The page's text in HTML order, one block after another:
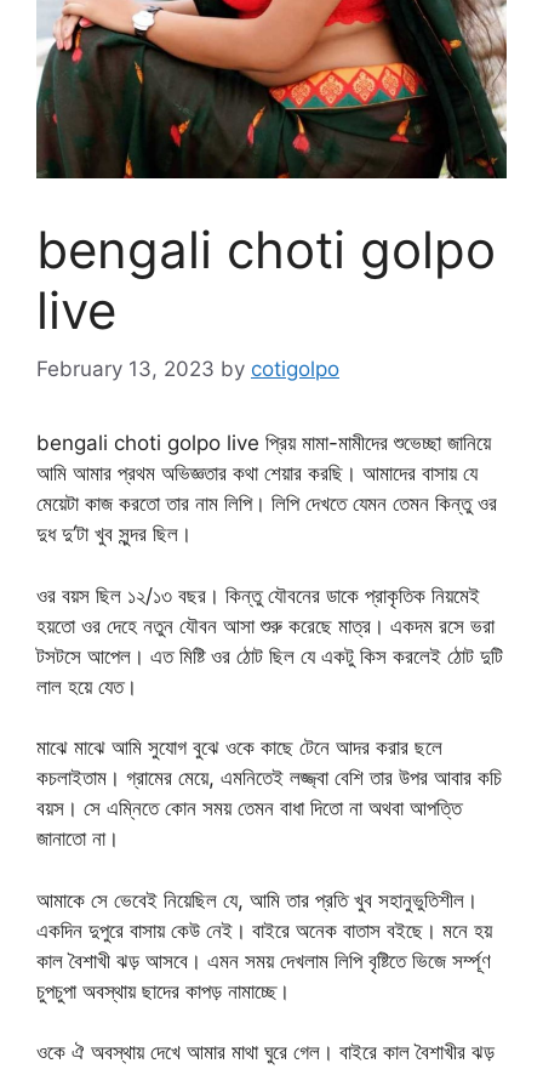
bengali choti golpo
live
February 13, 2023 by cotigolpo
bengali choti golpo live প্রিয় মামা-মামীদের শুভেচ্ছা জানিয়ে
আমি আমার প্রথম অভিজ্ঞতার কথা শেয়ার করছি। আমাদের বাসায় যে
মেয়েটা কাজ করতো তার নাম লিপি। লিপি দেখতে যেমন তেমন কিন্তু ওর
দুধ দু’টা খুব সুন্দর ছিল।
ওর বয়স ছিল ১২/১৩ বছর। কিন্তু যৌবনের ডাকে প্রাকৃতিক নিয়মেই
হয়তো ওর দেহে নতুন যৌবন আসা শুরু করেছে মাত্র। একদম রসে ভরা
টসটসে আপেল। এত মিষ্টি ওর ঠোট ছিল যে একটু কিস করলেই ঠোট দুটি
লাল হয়ে যেত।
মাঝে মাঝে আমি সুযোগ বুঝে ওকে কাছে টেনে আদর করার ছলে
কচলাইতাম। গ্রামের মেয়ে, এমনিতেই লজ্জ্বা বেশি তার উপর আবার কচি
বয়স। সে এম্নিতে কোন সময় তেমন বাধা দিতো না অথবা আপত্তি
জানাতো না।
আমাকে সে ভেবেই নিয়েছিল যে, আমি তার প্রতি খুব সহানুভুতিশীল।
একদিন দুপুরে বাসায় কেউ নেই। বাইরে অনেক বাতাস বইছে। মনে হয়
কাল বৈশাখী ঝড় আসবে। এমন সময় দেখলাম লিপি বৃষ্টিতে ভিজে সর্ম্পূণ
চুপচুপা অবস্থায় ছাদের কাপড় নামাচ্ছে।
ওকে ঐ অবস্থায় দেখে আমার মাথা ঘুরে গেল। বাইরে কাল বৈশাখীর ঝড়